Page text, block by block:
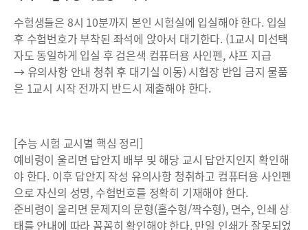
수험생들은 8시 10분까지 본인 시험실에 입실해야 한다. 입실
후 수험번호가 부착된 좌석에 앉아서 대기한다. (1교시 미선택
자도 동일하게 입실 후 검은색 컴퓨터용 사인펜, 샤프 지급
→ 유의사항 안내 청취 후 대기실 이동) 시험장 반입 금지 물품
은 1교시 시작 전까지 반드시 제출해야 한다.
[수능 시험 교시별 핵심 정리]
예비령이 울리면 답안지 배부 및 해당 교시 답안지인지 확인해
야 한다. 이후 답안지 작성 유의사항 청취하고 컴퓨터용 사인펜
으로 자신의 성명, 수험번호를 정확히 기재해야 한다.
준비령이 울리면 문제지의 문형(홀수형/짝수형), 면수, 인쇄 상
태를 안내에 따라 꼼꼼히 확인해야 한다. 만일 인쇄가 잘못되었